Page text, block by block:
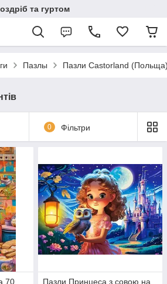
та гуртом
Пазлы Пазли Castorland
0 Фільтри
70
Пазли Принцеса з совою на